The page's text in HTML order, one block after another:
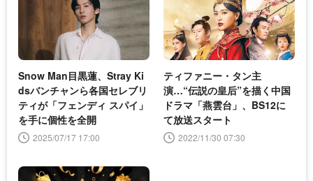
Snow Man目黒蓮、Stray Ki
dsバンチャンら各国セレブリ
ティが「フェンディ スパイ」
を手に個性を全開
2025/07/17 17:00
ティファニー・タン主
演…“伝説の皇后”を描く中国
ドラマ「燕雲台」、BS12に
て放送スタート
2022/11/30 07:30